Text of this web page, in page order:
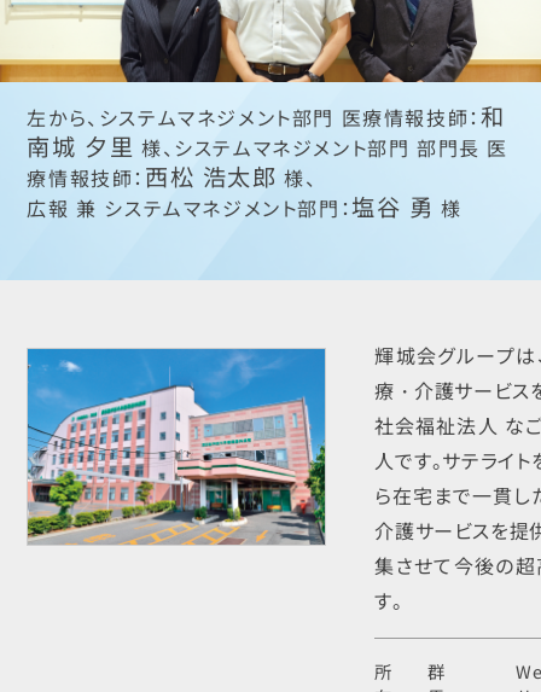
左から、システムマネジメント部門 医療情報技師： 和
南城 夕里 様、システムマネジメント部門 部門長 医
療情報技師： 西松 浩太郎 様、
広報 兼 システムマネジメント部門：塩谷 勇 様
輝城会グループ
療・介護サービス
社会福祉法人 な
人です。サテライ
ら在宅まで一貫
介護サービスを提
集させて今後の
す。
所
群